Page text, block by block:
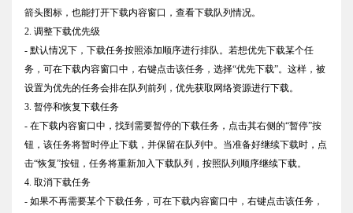
箭头图标，也能打开下载内容窗口，查看下载队列情况。
2. 调整下载优先级
- 默认情况下，下载任务按照添加顺序进行排队。若想优先下载某个任
务，可在下载内容窗口中，右键点击该任务，选择“优先下载”。这样，被
设置为优先的任务会排在队列前列，优先获取网络资源进行下载。
3. 暂停和恢复下载任务
- 在下载内容窗口中，找到需要暂停的下载任务，点击其右侧的“暂停”按
钮，该任务将暂时停止下载，并保留在队列中。当准备好继续下载时，点
击“恢复”按钮，任务将重新加入下载队列，按照队列顺序继续下载。
4. 取消下载任务
- 如果不再需要某个下载任务，可在下载内容窗口中，右键点击该任务，